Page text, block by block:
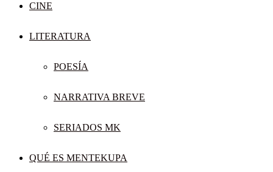
CINE
LITERATURA
POESÍA
NARRATIVA BREVE
SERIADOS MK
QUÉ ES MENTEKUPA